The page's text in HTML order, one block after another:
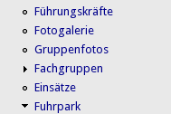
Führungskräfte
Fotogalerie
Gruppenfotos
Fachgruppen
Einsätze
Fuhrpark